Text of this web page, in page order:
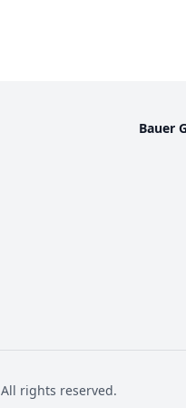
Bauer
All rights reserved.